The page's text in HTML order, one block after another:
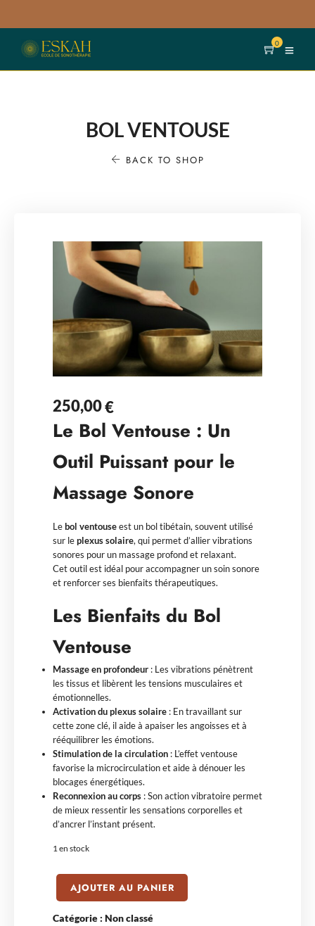
0
BOL VENTOUSE
BACK TO SHOP
250,00€
Le Bol Ventouse : Un
Outil Puissant pour le
Massage Sonore
Lebol ventouseest un bol tibétain, souvent utilisé
sur leplexus solaire, qui permet d’allier vibrations
sonores pour un massage profond et relaxant.
Cet outil est idéal pour accompagner un soin sonore
et renforcer ses bienfaits thérapeutiques.
Les Bienfaits du Bol
Ventouse
Massage en profondeur : Les vibrations pénètrent
les tissus et libèrent les tensions musculaires et
émotionnelles.
Activation du plexus solaire : En travaillant sur
cette zone clé, il aide à apaiser les angoisses et à
rééquilibrer les émotions.
Stimulation de la circulation : L’effet ventouse
favorise la microcirculation et aide à dénouer les
blocages énergétiques.
Reconnexion au corps : Son action vibratoire permet
de mieux ressentir les sensations corporelles et
d’ancrer l’instant présent.
1 en stock
AJOUTER AU PANIER
Catégorie : Non classé